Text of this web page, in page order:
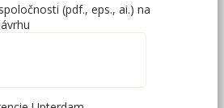
(pdf., eps., ai.) na